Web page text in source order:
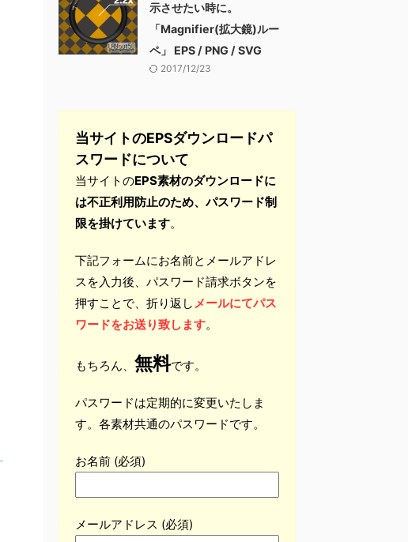
示させたい時に。
「Magnifier(拡大鏡)ルー
ペ」 EPS / PNG / SVG
2017/12/23
当サイトのEPSダウンロードパ
スワードについて
当サイトのEPS素材のダウンロードに
は不正利用防止のため、パスワード制
限を掛けています。
下記フォームにお名前とメールアドレ
スを入力後、パスワード請求ボタンを
押すことで、折り返しメールにてパス
ワードをお送り致します。
もちろん、 無料です。
パスワードは定期的に変更いたしま
す。各素材共通のパスワードです。
お名前 (必須)
メールアドレス (必須)